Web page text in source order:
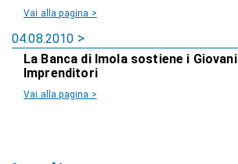
Vai alla pagina >
04.08.2010
La Banca di Imola sostiene i Giovani
Imprenditori
Vai alla pagina >